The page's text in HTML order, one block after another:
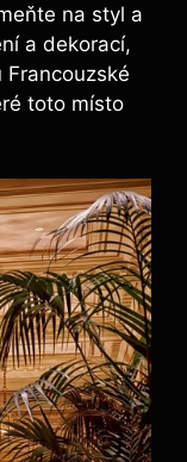
na styl a
a dekorací,
toto místo